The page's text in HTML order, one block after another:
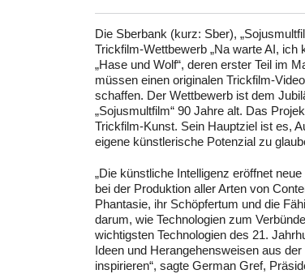
Die Sberbank (kurz: Sber),
Trickfilm-Wettbewerb „Na warte AI, ich
„Hase und Wolf“, deren erster Teil im
müssen einen originalen Trickfilm-
schaffen. Der Wettbewerb ist dem
„Sojusmultfilm“ 90 Jahre alt. Das
Trickfilm-Kunst. Sein Hauptziel ist es,
eigene künstlerische Potenzial zu
„Die künstliche Intelligenz eröffnet
bei der Produktion aller Arten von
Phantasie, ihr Schöpfertum und die
darum, wie Technologien zum
wichtigsten Technologien des 21.
Ideen und Herangehensweisen aus
inspirieren“, sagte German Gref,